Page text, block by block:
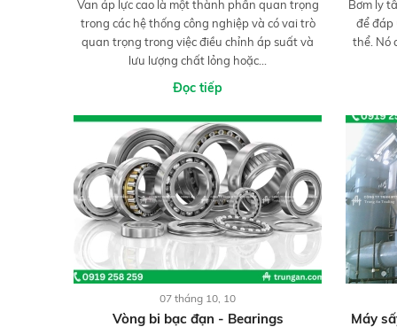
Van áp lực cao là một thành phần quan trọng
trong các hệ thống công nghiệp và có vai trò
quan trọng trong việc điều chỉnh áp suất và
lưu lượng chất lỏng hoặc...
Đọc tiếp
Bơm ly
để đáp
thể. Nó
07 tháng 10, 10
Vòng bi bạc đạn - Bearings
Máy